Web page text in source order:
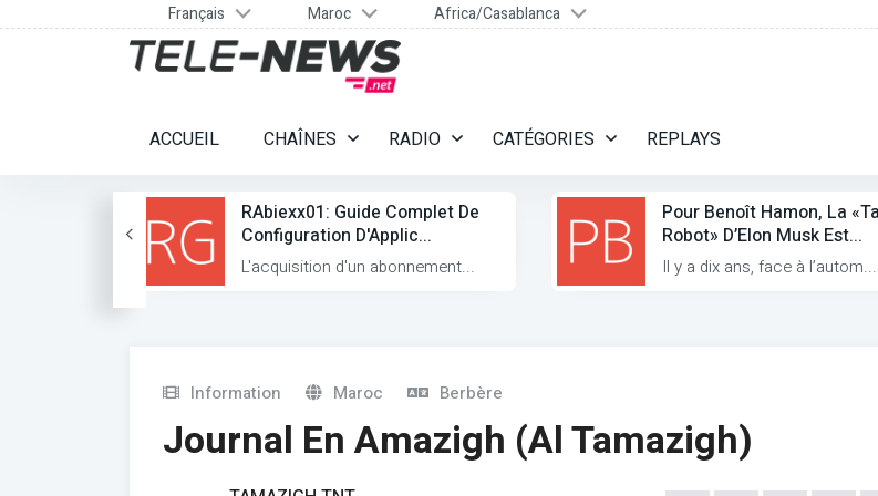
Français Maroc Africa/Casablanca
ACCUEIL CHAÎNES RADIO CATÉGORIES REPLAYS
RAbiexx01: Guide Complet De
Configuration D'Applic...
L'acquisition d'un abonnement...
Pour Benoît Hamon, La
Robot» D’Elon Musk Est...
Il y a dix ans, face à l’autom...
Information Maroc Berbère
Journal En Amazigh (Al Tamazigh)